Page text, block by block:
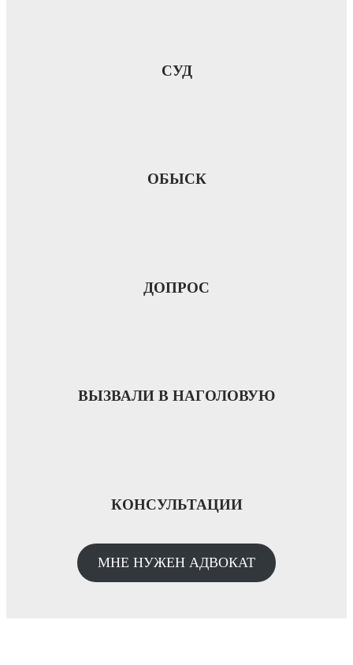
СУД
ОБЫСК
ДОПРОС
ВЫЗВАЛИ В НАГОЛОВУЮ
КОНСУЛЬТАЦИИ
МНЕ НУЖЕН АДВОКАТ